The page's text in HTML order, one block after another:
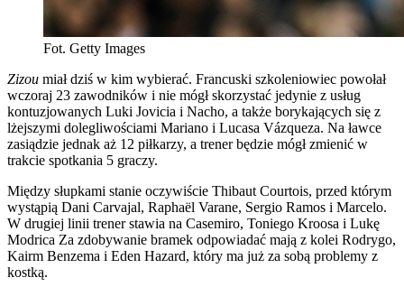
Fot. Getty Images
Zizou miał dziś w kim wybierać. Francuski szkoleniowiec powołał
wczoraj 23 zawodników i nie mógł skorzystać jedynie z usług
kontuzjowanych Luki Jovicia i Nacho, a także borykających się z
lżejszymi dolegliwościami Mariano i Lucasa Vázqueza. Na ławce
zasiądzie jednak aż 12 piłkarzy, a trener będzie mógł zmienić w
trakcie spotkania 5 graczy.
Między słupkami stanie oczywiście Thibaut Courtois, przed którym
wystąpią Dani Carvajal, Raphaël Varane, Sergio Ramos i Marcelo.
W drugiej linii trener stawia na Casemiro, Toniego Kroosa i Lukę
Modrica Za zdobywanie bramek odpowiadać mają z kolei Rodrygo,
Kairm Benzema i Eden Hazard, który ma już za sobą problemy z
kostką.